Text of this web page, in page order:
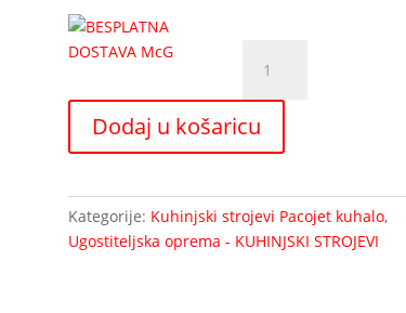
četiri
čaše-
dodatak
za
2
količina
Dodaj u košaricu
Kategorije: Kuhinjski strojevi Pacojet kuhalo,
Ugostiteljska oprema - KUHINJSKI STROJEVI